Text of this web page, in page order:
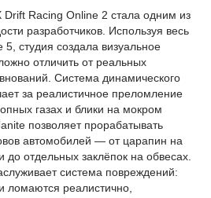
Drift Racing Online 2 стала одним из
разработчиков. Используя весь
студия создала визуальное
отличить от реальных
Система динамического
за реалистичное преломление
газах и блики на мокром
позволяет прорабатывать
автомобилей — от царапин на
до отдельных заклёпок на обвесах.
система повреждений:
реалистично,